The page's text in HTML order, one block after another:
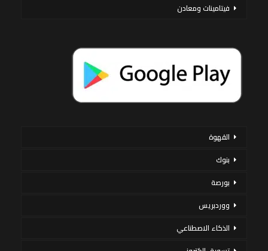
فيتامينات ومعادن
القهوة
بنوك
بورصة
ووردبريس
الذكاء الاصطناعي